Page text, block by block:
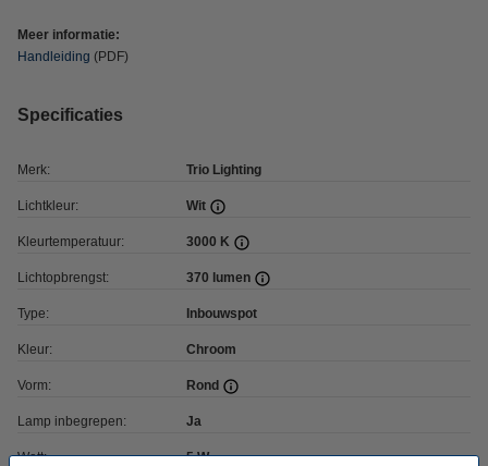
Meer informatie:
Handleiding (PDF)
Specificaties
Merk: Trio Lighting
Lichtkleur: Wit
Kleurtemperatuur: 3000 K
Lichtopbrengst: 370 lumen
Type: Inbouwspot
Kleur: Chroom
Vorm: Rond
Lamp inbegrepen: Ja
Watt: 5 W